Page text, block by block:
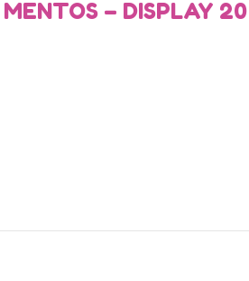
– DISPLAY 20